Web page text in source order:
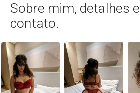
Sobre mim, detalhes e
contato.